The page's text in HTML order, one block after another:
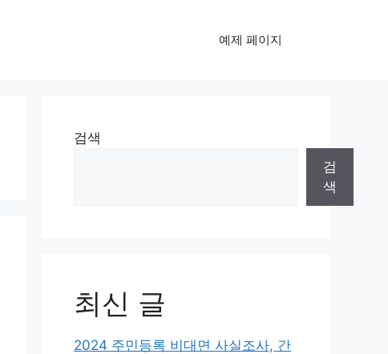
예제 페이지
검색
검
색
최신 글
2024 주민등록 비대면 사실조사, 간